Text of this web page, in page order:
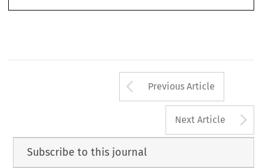
657
Arrow button
Previous Article
Next Article
Subscribe to this journal